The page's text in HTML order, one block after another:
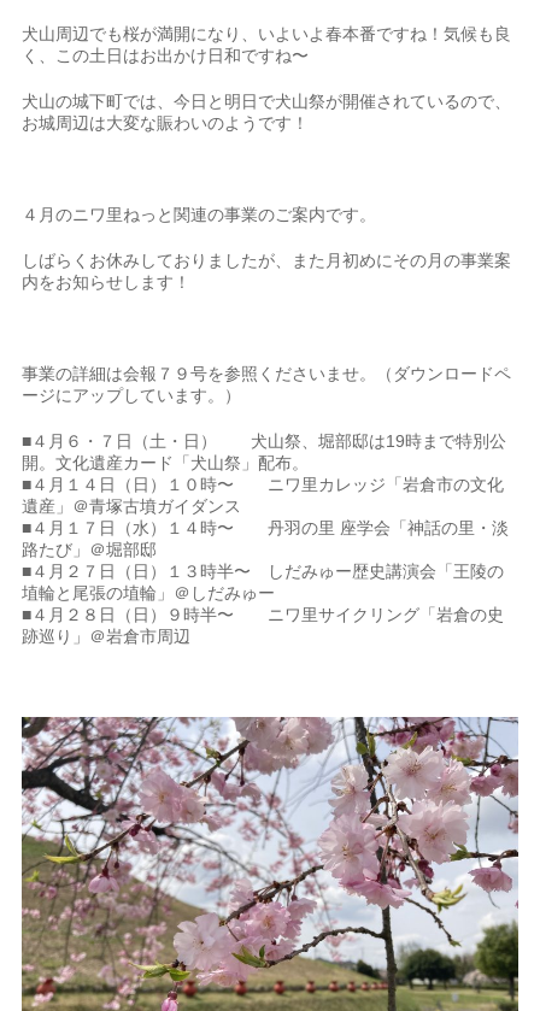
犬山周辺でも桜が満開になり、いよいよ春本番ですね！気候も良
く、この土日はお出かけ日和ですね〜
犬山の城下町では、今日と明日で犬山祭が開催されているので、
お城周辺は大変な賑わいのようです！
４月のニワ里ねっと関連の事業のご案内です。
しばらくお休みしておりましたが、また月初めにその月の事業案
内をお知らせします！
事業の詳細は会報７９号を参照くださいませ。（ダウンロードペ
ージにアップしています。）
■４月６・７日（土・日） 犬山祭、堀部邸は19時まで特別公
開。文化遺産カード「犬山祭」配布。
■４月１４日（日）１０時〜 ニワ里カレッジ「岩倉市の文化
遺産」＠青塚古墳ガイダンス
■４月１７日（水）１４時〜丹羽の里 座学会 「神話の里・淡
路たび 」＠堀部邸
■４月２７日（日）１３時半〜 しだみゅー歴史講演会「王陵の
埴輪と尾張の埴輪」＠しだみゅー
■４月２８日（日）９時半〜 ニワ里サイクリング「岩倉の史
跡巡り」＠岩倉市周辺